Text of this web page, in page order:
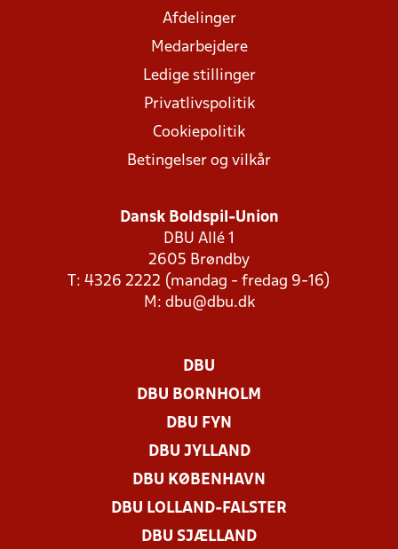
Afdelinger
Medarbejdere
Ledige stillinger
Privatlivspolitik
Cookiepolitik
Betingelser og vilkår
Dansk Boldspil-Union
DBU Allé 1
2605 Brøndby
T: 4326 2222 (mandag - fredag 9-16)
M: dbu@dbu.dk
DBU
DBU BORNHOLM
DBU FYN
DBU JYLLAND
DBU KØBENHAVN
DBU LOLLAND-FALSTER
DBU SJÆLLAND